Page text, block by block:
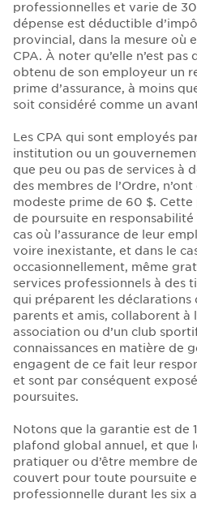
professionnelles et varie de
dépense est déductible
provincial, dans la mesure où
CPA. À noter qu’elle n’est pas
obtenu de son employeur un
prime d’assurance, à moins
soit considéré comme un
Les CPA qui sont employés
institution ou un
que peu ou pas de services à
des membres de l’Ordre,
modeste prime de 60 $. Cette
de poursuite en
cas où l’assurance de leur
voire inexistante, et dans le
occasionnellement, même
services professionnels à des
qui préparent les déclarations
parents et amis, collaborent à
association ou d’un club
connaissances en matière de
engagent de ce fait leur
et sont par conséquent
poursuites.
Notons que la garantie est de
plafond global annuel, et que
pratiquer ou d’être membre
couvert pour toute poursuite
professionnelle durant les six